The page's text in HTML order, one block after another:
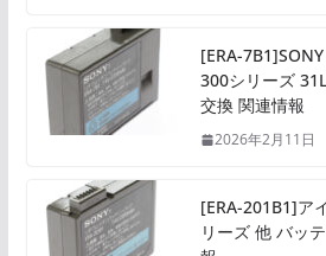
[ERA-
300シリーズ
交換 関連情報
2026年2月11日
[ERA-201B1]ア
リーズ 他 バッ